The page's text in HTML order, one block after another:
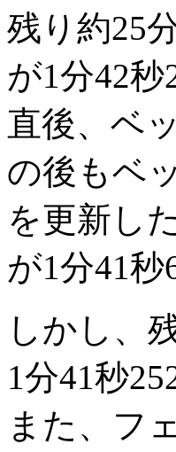
残り約25
が1分42
直後、ベ
の後もベ
を更新し
が1分41
しかし、
1分41秒
また、フ